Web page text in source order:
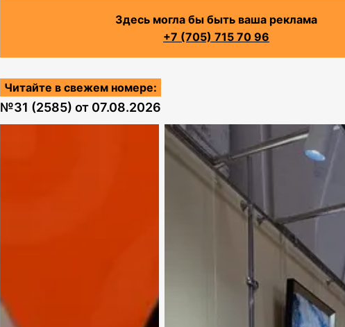
Здесь могла бы быть ваша реклама
+7 (705) 715 70 96
Читайте в свежем номере:
№31 (2585) от 07.08.2026